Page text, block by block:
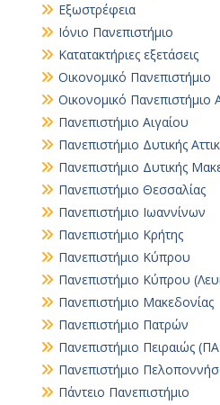
Εξωστρέφεια
Ιόνιο Πανεπιστήμιο
Κατατακτήριες εξετάσεις
Οικονομικό Πανεπιστήμιο
Οικονομικό
Πανεπιστήμιο Αιγαίου
Πανεπιστήμιο Δυτικής
Πανεπιστήμιο Δυτικής
Πανεπιστήμιο Θεσσαλίας
Πανεπιστήμιο Ιωαννίνων
Πανεπιστήμιο Κρήτης
Πανεπιστήμιο Κύπρου
Πανεπιστήμιο Κύπρου
Πανεπιστήμιο Μακεδονίας
Πανεπιστήμιο Πατρών
Πανεπιστήμιο Πειραιώς
Πανεπιστήμιο
Πάντειο Πανεπιστήμιο